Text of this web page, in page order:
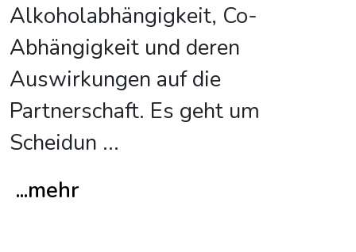
Alkoholabhängigkeit, Co-
Abhängigkeit und deren
Auswirkungen auf die
Partnerschaft. Es geht um
Scheidun ...
...mehr